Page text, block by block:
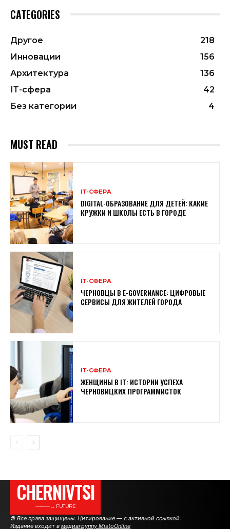
CATEGORIES
Другое
218
Инновации
156
Архитектура
136
ІТ-сфера
42
Без категории
4
MUST READ
ІТ-СФЕРА
DIGITAL-ОБРАЗОВАНИЕ ДЛЯ ДЕТЕЙ: КАКИЕ
КРУЖКИ И ШКОЛЫ ЕСТЬ В ГОРОДЕ
ІТ-СФЕРА
ЧЕРНОВЦЫ В E-GOVERNANCE: ЦИФРОВЫЕ
СЕРВИСЫ ДЛЯ ЖИТЕЛЕЙ ГОРОДА
ІТ-СФЕРА
ЖЕНЩИНЫ В ІТ: ИСТОРИИ УСПЕХА
ЧЕРНОВИЦКИХ ПРОГРАММИСТОК
CHERNIVTSI
———→ FUTURE
© Все права защищены. Цитирование — с активной ссылкой.
Издание входит в медиагруппу MistoOnline